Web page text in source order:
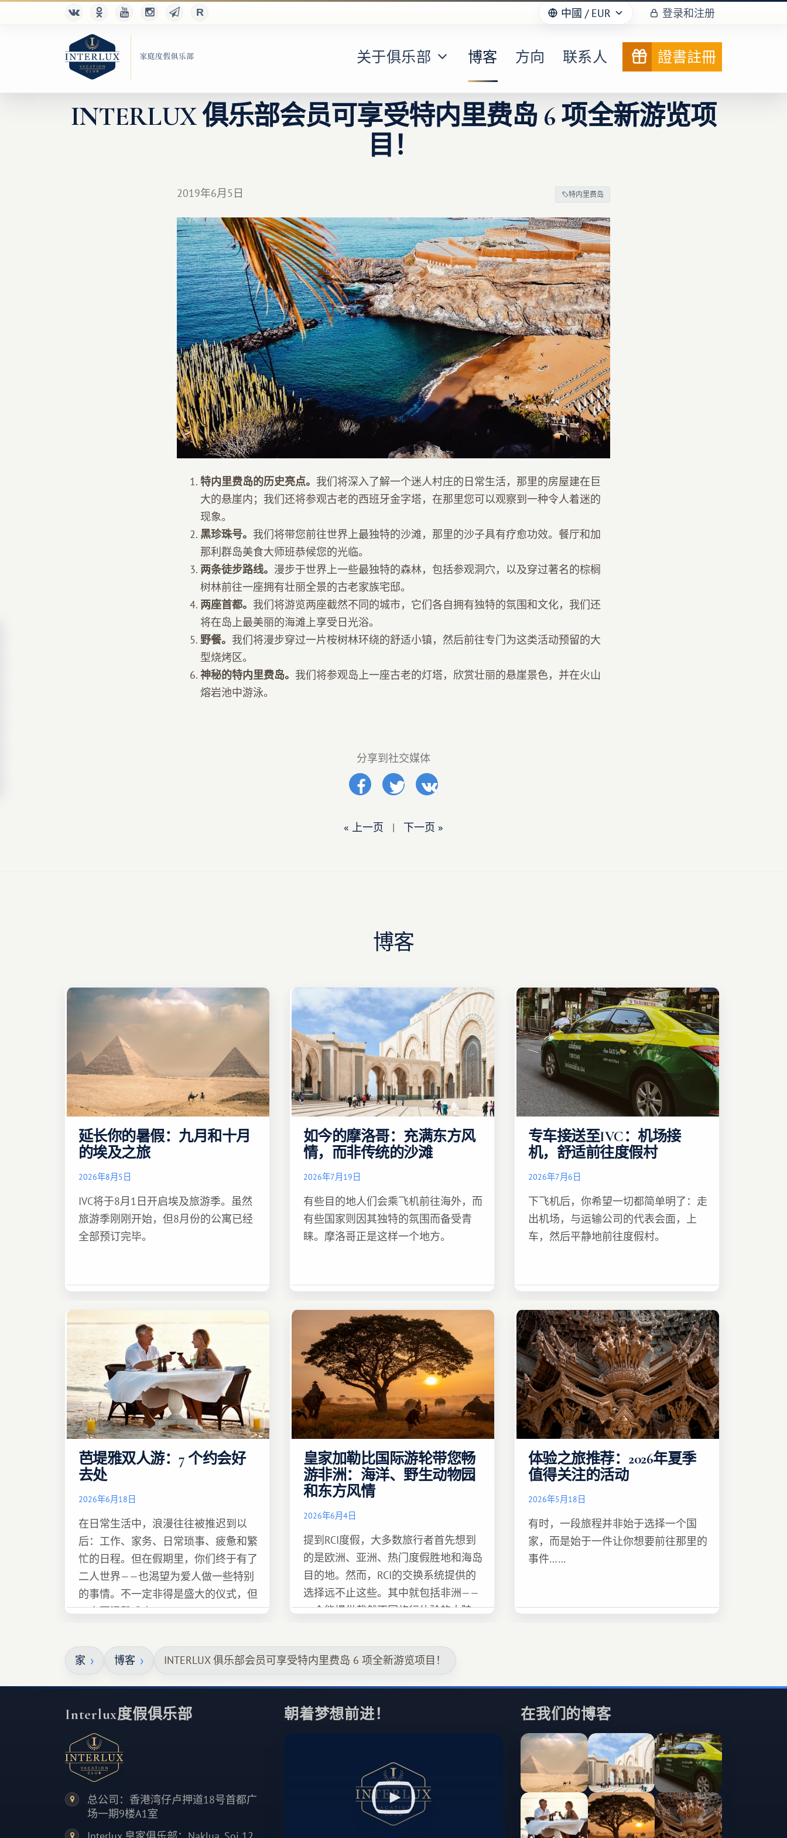
中國 / EUR 登录和注册
关于俱乐部 博客 方向 联系人 證書註冊
INTERLUX 俱乐部会员可享受特内里费岛 6 项全新游览项
目！
2019年6月5日 特内里费岛
特内里费岛的历史亮点。 我们将深入了解一个迷人村庄的日常生活，那里的房屋建在巨
大的悬崖内；我们还将参观古老的西班牙金字塔，在那里您可以观察到一种令人着迷的
现象。
黑珍珠号。 我们将带您前往世界上最独特的沙滩，那里的沙子具有疗愈功效。餐厅和加
那利群岛美食大师班恭候您的光临。
两条徒步路线。 漫步于世界上一些最独特的森林，包括参观洞穴，以及穿过著名的棕榈
树林前往一座拥有壮丽全景的古老家族宅邸。
两座首都。 我们将游览两座截然不同的城市，它们各自拥有独特的氛围和文化，我们还
将在岛上最美丽的海滩上享受日光浴。
野餐。 我们将漫步穿过一片桉树林环绕的舒适小镇，然后前往专门为这类活动预留的大
型烧烤区。
神秘的特内里费岛。 我们将参观岛上一座古老的灯塔，欣赏壮丽的悬崖景色，并在火山
熔岩池中游泳。
分享到社交媒体
« 上一页 | 下一页 »
博客
延长你的暑假：九月和十月
的埃及之旅
2026年8月5日
IVC将于8月1日开启埃及旅游季。虽然
旅游季刚刚开始，但8月份的公寓已经
全部预订完毕。
如今的摩洛哥：充满东方风
情，而非传统的沙滩
2026年7月19日
有些目的地人们会乘飞机前往海外，而
有些国家则因其独特的氛围而备受青
睐。摩洛哥正是这样一个地方。
专车接送至IVC：机场接
机，舒适前往度假村
2026年7月6日
下飞机后，你希望一切都简单明了：走
出机场，与运输公司的代表会面，上
车，然后平静地前往度假村。
芭堤雅双人游：7 个约会好
去处
2026年6月18日
在日常生活中，浪漫往往被推迟到以
后：工作、家务、日常琐事、疲惫和繁
忙的日程。但在假期里，你们终于有了
二人世界——也渴望为爱人做一些特别
的事情。不一定非得是盛大的仪式，但
一定要温馨难忘 :)
皇家加勒比国际游轮带您畅
游非洲：海洋、野生动物园
和东方风情
2026年6月4日
提到RCI度假，大多数旅行者首先想到
的是欧洲、亚洲、热门度假胜地和海岛
目的地。然而，RCI的交换系统提供的
选择远不止这些。其中就包括非洲——
一个能提供截然不同旅行体验的大陆。
体验之旅推荐：2026年夏季
值得关注的活动
2026年5月18日
有时，一段旅程并非始于选择一个国
家，而是始于一件让你想要前往那里的
事件……
家 博客 INTERLUX 俱乐部会员可享受特内里费岛 6 项全新游览项目！
Interlux度假俱乐部
总公司：香港湾仔卢押道18号首都广
场一期9楼A1室
朝着梦想前进！ 在我们的博客